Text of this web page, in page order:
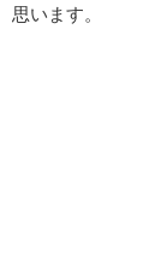
思います。